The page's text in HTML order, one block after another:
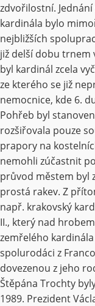
zdvořilostní.
kardinála bylo
nejbližších
již delší dobu trnem
byl kardinál zcela
ze kterého se již
nemocnice, kde 6.
Pohřeb byl
rozšiřovala pouze
prapory na
nemohli zúčastnit
průvod městem byl
prostá rakev. Z
např. krakovský
II., který nad
zemřelého
spolurodáci z
dovezenou z jeho
Štěpána Trochty
1989. Prezident